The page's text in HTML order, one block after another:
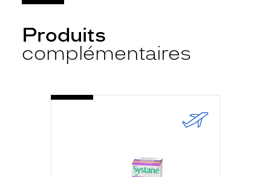
Produits
complémentaires
-